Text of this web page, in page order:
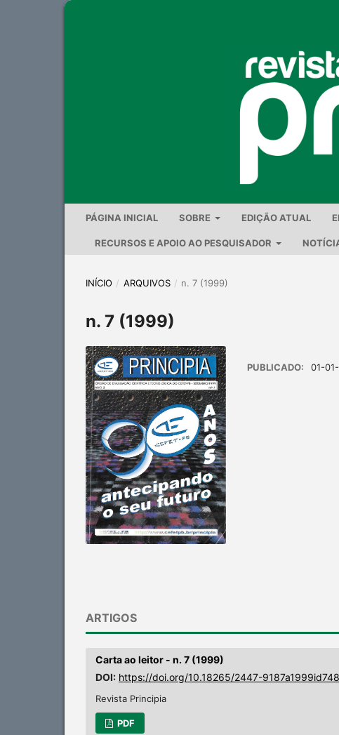
PÁGINA INICIAL SOBRE EDIÇÃO ATUAL
RECURSOS E APOIO AO PESQUISADOR
INÍCIO / ARQUIVOS / n. 7 (1999)
n. 7 (1999)
PUBLICADO: 01-
ARTIGOS
Carta ao leitor - n. 7 (1999)
DOI: https://doi.org/10.18265/2447-
Revista Principia
PDF